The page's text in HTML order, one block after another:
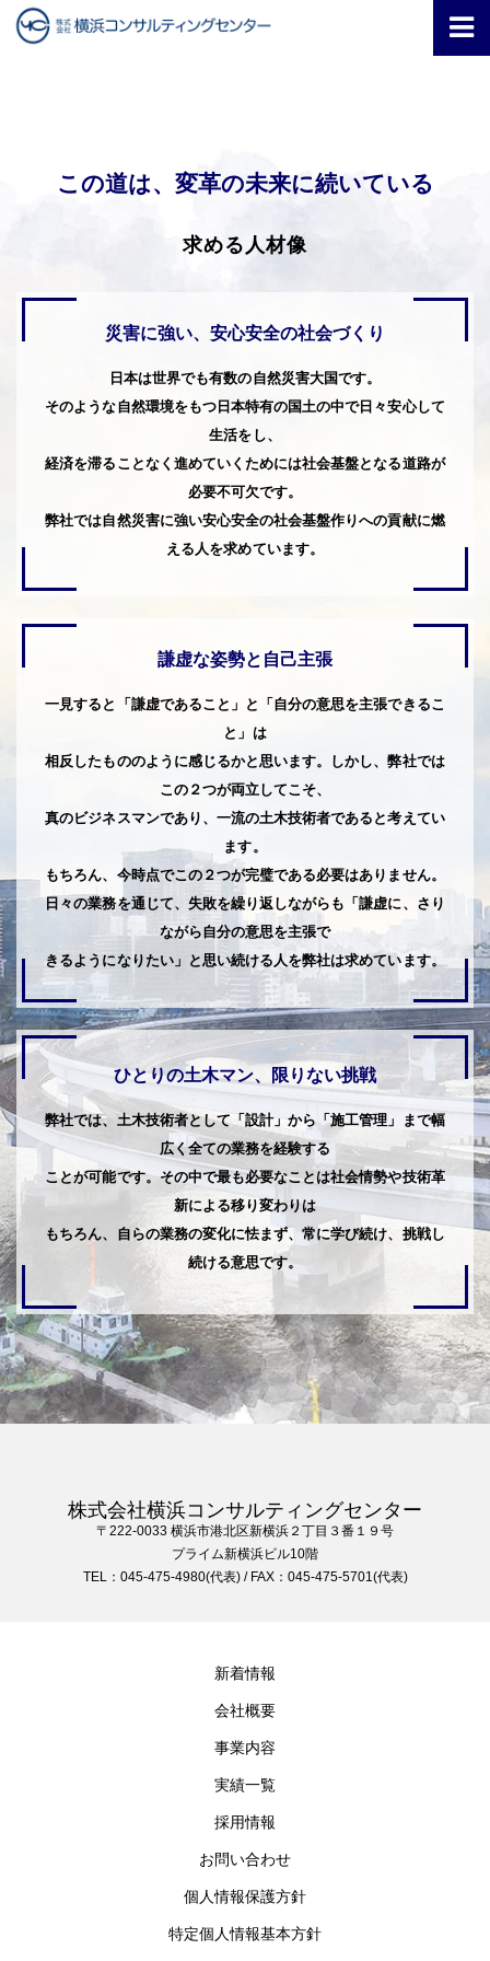
この道は、変革の未来に続いている
求める人材像
災害に強い、安心安全の社会づくり
日本は世界でも有数の自然災害大国です。
そのような自然環境をもつ日本特有の国土の中で日々安心して
生活をし、
経済を滞ることなく進めていくためには社会基盤となる道路が
必要不可欠です。
弊社では自然災害に強い安心安全の社会基盤作りへの貢献に燃
える人を求めています。
謙虚な姿勢と自己主張
一見すると「謙虚であること」と「自分の意思を主張できるこ
と」は
相反したもののように感じるかと思います。しかし、弊社では
この２つが両立してこそ、
真のビジネスマンであり、一流の土木技術者であると考えてい
ます。
もちろん、今時点でこの２つが完璧である必要はありません。
日々の業務を通じて、失敗を繰り返しながらも「謙虚に、さり
ながら自分の意思を主張で
きるようになりたい」と思い続ける人を弊社は求めています。
ひとりの土木マン、限りない挑戦
弊社では、土木技術者として「設計」から「施工管理」まで幅
広く全ての業務を経験する
ことが可能です。その中で最も必要なことは社会情勢や技術革
新による移り変わりは
もちろん、自らの業務の変化に怯まず、常に学び続け、挑戦し
続ける意思です。
株式会社横浜コンサルティングセンター
〒222-0033 横浜市港北区新横浜２丁目３番１９号
プライム新横浜ビル10階
TEL：045-475-4980(代表) / FAX：045-475-5701(代表)
新着情報
会社概要
事業内容
実績一覧
採用情報
お問い合わせ
個人情報保護方針
特定個人情報基本方針